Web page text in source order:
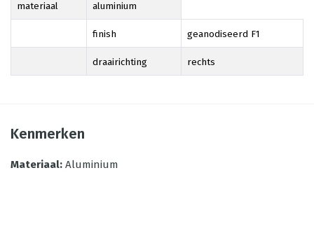
materiaal aluminium
finish geanodiseerd F1
draairichting rechts
Kenmerken
Materiaal: Aluminium